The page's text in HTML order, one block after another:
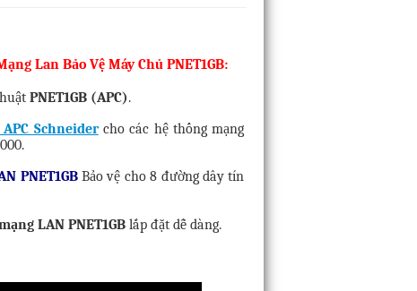
Lan Bảo Vệ Máy Chủ PNET1GB:
PNET1GB (APC).
Schneidercho các hệ thống mạng
PNET1GBBảo vệ cho 8 đường dây tín
LAN PNET1GB lắp đặt dễ dàng.